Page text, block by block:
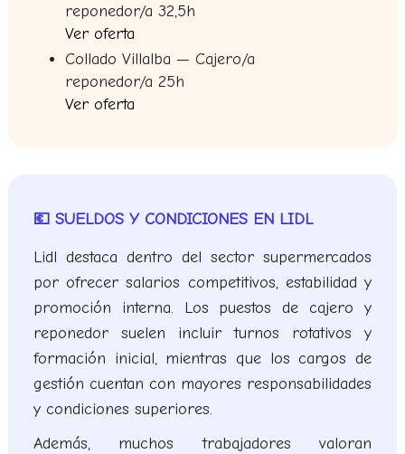
reponedor/a 32,5h
Ver oferta
Collado Villalba — Cajero/a
reponedor/a 25h
Ver oferta
💶 SUELDOS Y CONDICIONES EN LIDL
Lidl destaca dentro del sector supermercados
por ofrecer salarios competitivos, estabilidad y
promoción interna. Los puestos de cajero y
reponedor suelen incluir turnos rotativos y
formación inicial, mientras que los cargos de
gestión cuentan con mayores responsabilidades
y condiciones superiores.
Además, muchos trabajadores valoran